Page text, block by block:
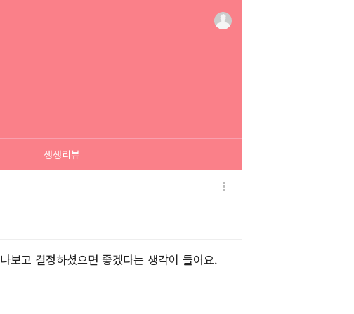
생생리뷰
보고 결정하셨으면 좋겠다는 생각이 들어요.